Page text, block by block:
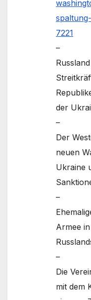
7221
–
der
–
Der
neuen
Ukraine
–
Armee
–
Die
mit dem